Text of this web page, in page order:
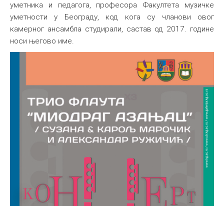
уметника и педагога, професора Факултета музичке
уметности у Београду, код кога су чланови овог
камерног ансамбла студирали, састав од 2017. године
носи његово име.